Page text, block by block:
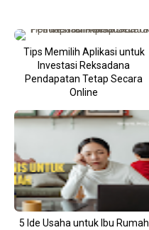
Tips Memilih Aplikasi untuk
Investasi Reksadana
Pendapatan Tetap Secara
Online
5 Ide Usaha untuk Ibu Rumah